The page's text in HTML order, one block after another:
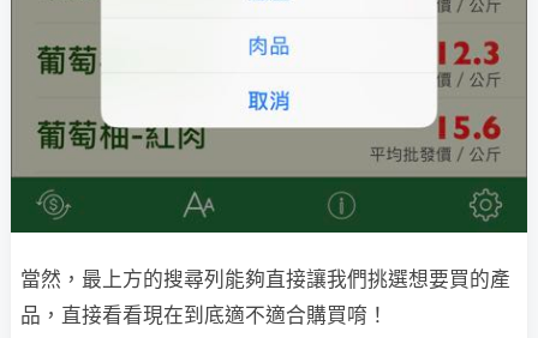
當然，最上方的搜尋列能夠直接讓我們挑選想要買的產
品，直接看看現在到底適不適合購買唷！